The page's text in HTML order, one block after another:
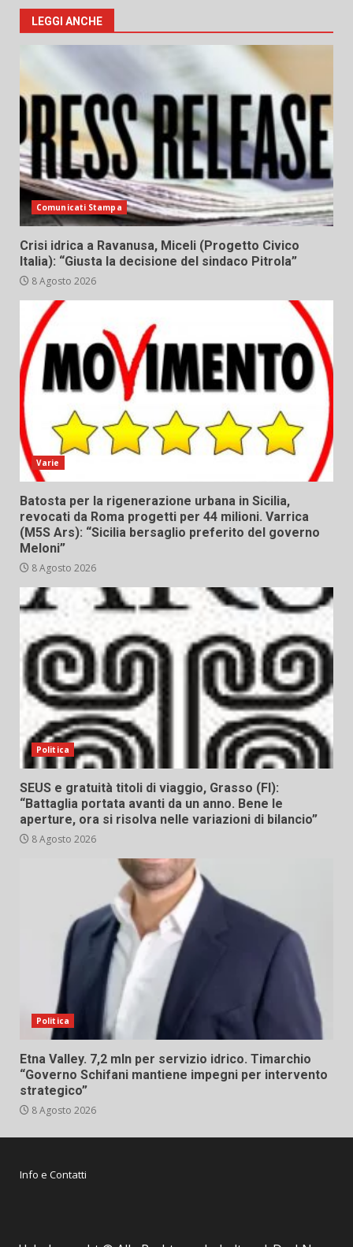
LEGGI ANCHE
Comunicati Stampa
Crisi idrica a Ravanusa, Miceli (Progetto Civico
Italia): “Giusta la decisione del sindaco Pitrola”
8 Agosto 2026
Varie
Batosta per la rigenerazione urbana in Sicilia,
revocati da Roma progetti per 44 milioni. Varrica
(M5S Ars): “Sicilia bersaglio preferito del governo
Meloni”
8 Agosto 2026
Politica
SEUS e gratuità titoli di viaggio, Grasso (FI):
“Battaglia portata avanti da un anno. Bene le
aperture, ora si risolva nelle variazioni di bilancio”
8 Agosto 2026
Politica
Etna Valley. 7,2 mln per servizio idrico. Timarchio
“Governo Schifani mantiene impegni per intervento
strategico”
8 Agosto 2026
Info e Contatti